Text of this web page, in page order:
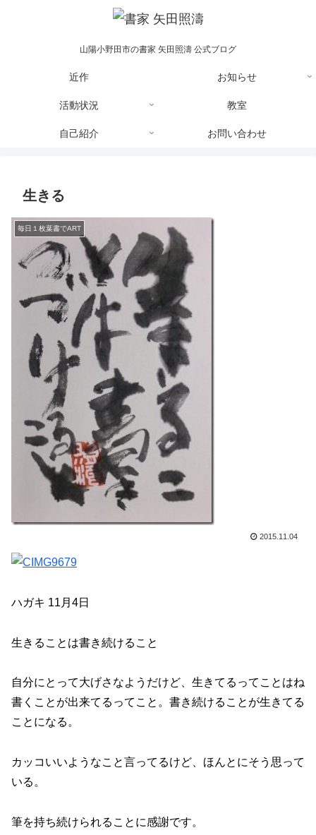
山陽小野田市の書家 矢田照濤 公式ブログ
近作 お知らせ
活動状況 教室
自己紹介 お問い合わせ
生きる
毎日１枚葉書でART
2015.11.04
ハガキ 11月4日
生きることは書き続けること
自分にとって大げさなようだけど、生きてるってことはね
書くことが出来てるってこと。書き続けることが生きてる
ことになる。
カッコいいようなこと言ってるけど、ほんとにそう思って
いる。
筆を持ち続けられることに感謝です。